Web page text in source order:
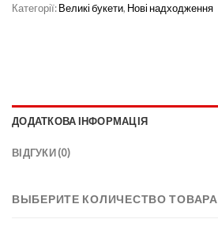
Категорії:Великі букети, Нові надходження
ДОДАТКОВА ІНФОРМАЦІЯ
ВІДГУКИ (0)
ВЫБЕРИТЕ КОЛИЧЕСТВО ТОВАРА